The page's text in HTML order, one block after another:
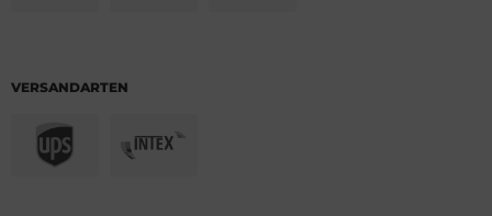
VERSANDARTEN